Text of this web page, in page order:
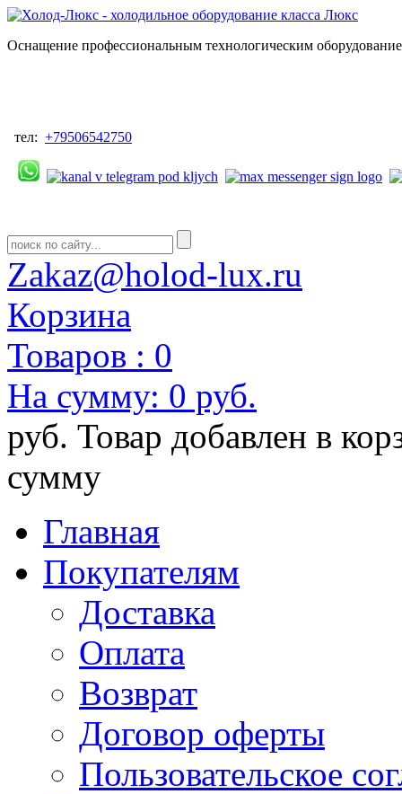
Оснащение профессиональным технологическим
тел: +79506542750
Zakaz@holod-lux.ru
Корзина
Товаров : 0
На сумму: 0 руб.
руб. Товар добавлен в
сумму
Главная
Покупателям
Доставка
Оплата
Возврат
Договор оферты
Пользовательское